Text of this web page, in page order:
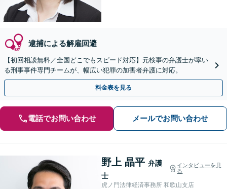
逮捕による解雇回避
【初回相談無料／全国どこでもスピード対応】元検事の弁護士が率い
る刑事事件専門チームが、幅広い犯罪の加害者弁護に対応。
料金表を見る
電話でお問い合わせ メールでお問い合わせ
野上 晶平 弁護
士
インタビューを見
る
虎ノ門法律経済事務所 和歌山支店